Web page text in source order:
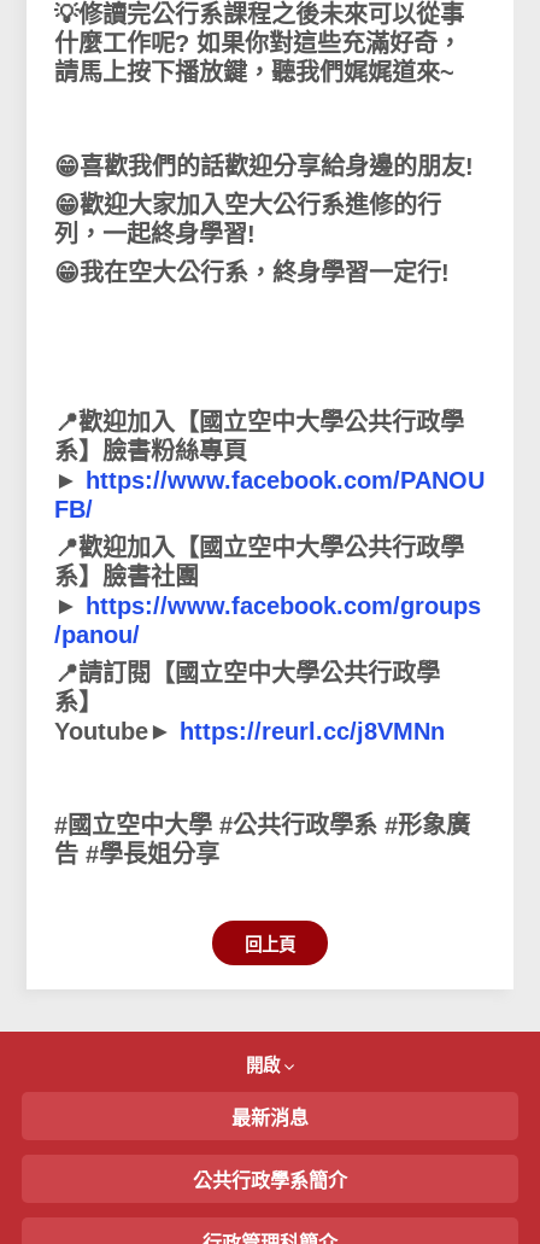
💡修讀完公行系課程之後未來可以從事
什麼工作呢? 如果你對這些充滿好奇，
請馬上按下播放鍵，聽我們娓娓道來~
😁喜歡我們的話歡迎分享給身邊的朋友!
😁歡迎大家加入空大公行系進修的行
列，一起終身學習!
😁我在空大公行系，終身學習一定行!
📍歡迎加入【國立空中大學公共行政學
系】臉書粉絲專頁
►
https://www.facebook.com/PANOU
FB/
📍歡迎加入【國立空中大學公共行政學
系】臉書社團
►
https://www.facebook.com/groups
/panou/
📍請訂閱【國立空中大學公共行政學
系】
Youtube►
https://reurl.cc/j8VMNn
#國立空中大學 #公共行政學系 #形象廣
告 #學長姐分享
回上頁
開啟
最新消息
公共行政學系簡介